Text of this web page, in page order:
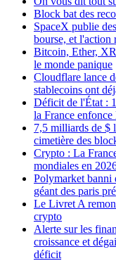
Block bat des
SpaceX publie
bourse, et l'action
Bitcoin, Ether,
le monde panique
Cloudflare lance
stablecoins ont
Déficit de l'État :
la France enfonce
7,5 milliards de $
cimetière des
Crypto : La
mondiales en
Polymarket banni
géant des paris
Le Livret A
crypto
Alerte sur les
croissance et
déficit